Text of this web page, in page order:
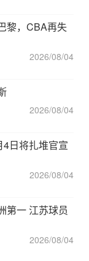
黎，CBA再失
2026/08/04
2026/08/04
日将扎堆官宣
2026/08/04
第一 江苏球员
2026/08/04